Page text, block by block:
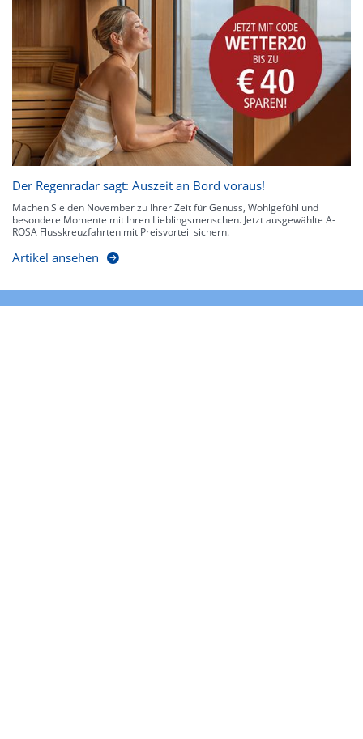
Der Regenradar sagt: Auszeit an Bord voraus!
Machen Sie den November zu Ihrer Zeit für Genuss, Wohlgefühl und
besondere Momente mit Ihren Lieblingsmenschen. Jetzt ausgewählte A-
ROSA Flusskreuzfahrten mit Preisvorteil sichern.
Artikel ansehen